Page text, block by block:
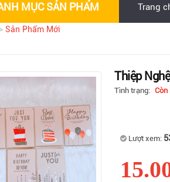
MỤC SẢN PHẨM Trang
Sản Phẩm Mới
Thiệp
Tình trạng: Còn
Lượt xem: